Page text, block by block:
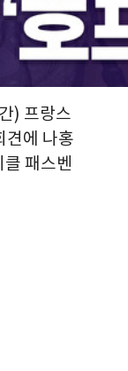
) 프랑스
견에 나홍
패스벤